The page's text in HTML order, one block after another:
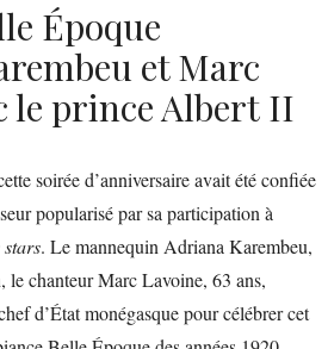
Époque
et Marc
le prince Albert II
soirée d’anniversaire avait été confiée
popularisé par sa participation à
stars. Le mannequin Adriana Karembeu,
le chanteur Marc Lavoine, 63 ans,
d’État monégasque pour célébrer cet